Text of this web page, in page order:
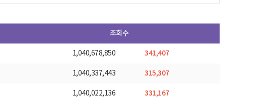
조회수
1,040,678,850 341,407
1,040,337,443 315,307
1,040,022,136 331,167